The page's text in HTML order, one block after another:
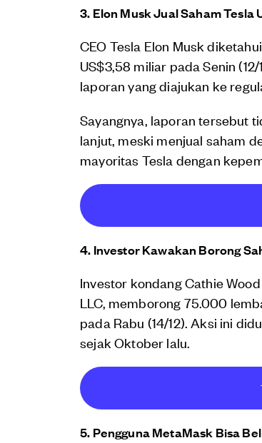
3. Elon Musk Jual Saham Tesla
CEO Tesla Elon Musk
US$3,58 miliar pada Senin
laporan yang diajukan ke
Sayangnya, laporan tersebut
lanjut, meski menjual saham
mayoritas Tesla dengan
4. Investor Kawakan Borong
Investor kondang Cathie
LLC, memborong 75.000
pada Rabu (14/12). Aksi ini
sejak Oktober lalu.
5. Pengguna MetaMask Bisa